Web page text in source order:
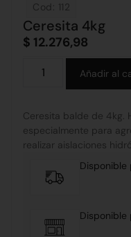
Cod: 112
Ceresita 4kg
$ 12.276,98
Añadir al
Ceresita balde de 4kg.
especialmente para
realizar aislaciones
Disponible
Disponible